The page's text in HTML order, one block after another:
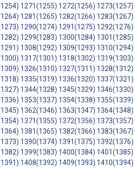
1271(1255) 1272(1256) 1273(1257)
1281(1265) 1282(1266) 1283(1267)
1290(1274) 1291(1275) 1292(1276)
1299(1283) 1300(1284) 1301(1285)
1308(1292) 1309(1293) 1310(1294)
1317(1301) 1318(1302) 1319(1303)
1326(1310) 1327(1311) 1328(1312)
1335(1319) 1336(1320) 1337(1321)
1344(1328) 1345(1329) 1346(1330)
1353(1337) 1354(1338) 1355(1339)
1362(1346) 1363(1347) 1364(1348)
1371(1355) 1372(1356) 1373(1357)
1381(1365) 1382(1366) 1383(1367)
1390(1374) 1391(1375) 1392(1376)
1399(1383) 1400(1384) 1401(1385)
1408(1392) 1409(1393) 1410(1394)